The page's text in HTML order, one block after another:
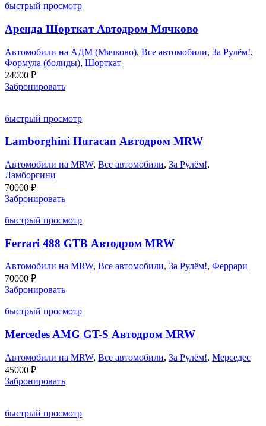
быстрый просмотр
Аренда Шорткат Автодром Мячково
Автомобили на АДМ (Мячково), Все автомобили, За Рулём!,
Формула (болиды), Шорткат
24000 ₽
Забронировать
быстрый просмотр
Lamborghini Huracan Автодром MRW
Автомобили на MRW, Все автомобили, За Рулём!,
Ламборгини
70000 ₽
Забронировать
быстрый просмотр
Ferrari 488 GTB Автодром MRW
Автомобили на MRW, Все автомобили, За Рулём!, Феррари
70000 ₽
Забронировать
быстрый просмотр
Mercedes AMG GT-S Автодром MRW
Автомобили на MRW, Все автомобили, За Рулём!, Мерседес
45000 ₽
Забронировать
быстрый просмотр